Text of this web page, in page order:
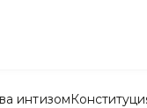
интизом